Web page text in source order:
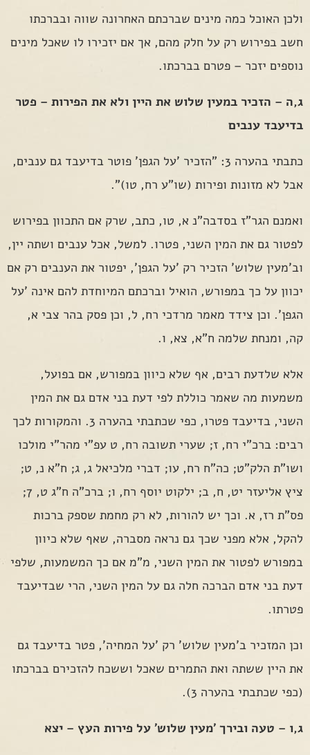
ולכן האוכל כמה מינים שברכתם האחרונה שווה ובברכתו
חשב בפירוש רק על חלק מהם, אך אם יזכירו לו שאכל מינים
נוספים יזכר – פטרם בברכתו.
ג,ה – הזכיר במעין שלוש את היין ולא את הפירות – פטר
בדיעבד ענבים
כתבתי בהערה 3: "הזכיר 'על הגפן' פוטר בדיעבד גם ענבים,
אבל לא מזונות ופירות (שו"ע רח, טו)".
ואמנם הגר"ז בסדבה"נ א, טו, כתב, שרק אם התכוון בפירוש
לפטור גם את המין השני, פטרו. למשל, אכל ענבים ושתה יין,
וב'מעין שלוש' הזכיר רק 'על הגפן', יפטור את הענבים רק אם
יכוון על כך במפורש, הואיל וברכתם המיוחדת להם אינה 'על
הגפן'. וכן צידד מאמר מרדכי רח, ל, וכן פסק בהר צבי א,
קה, ומנחת שלמה ח"א, צא, ו.
אלא שלדעת רבים, אף שלא כיוון במפורש, אם בפועל,
משמעות מה שאמר כוללת לפי דעת בני אדם גם את המין
השני, בדיעבד פטרו, כפי שכתבתי בהערה 3. והמקורות לכך
רבים: ברכ"י רח, ז; שערי תשובה רח, ט עפ"י מהר"י מולכו
ושו"ת הלק"ט; כה"ח רח, עו; דברי מלכיאל ג, ג; ח"א נ, ט;
ציץ אליעזר יט, ח, ב; ילקוט יוסף רח, ו; ברכ"ה ח"ג ט, 7;
פס"ת רז, א. וכך יש להורות, לא רק מחמת שספק ברכות
להקל, אלא מפני שכך גם נראה מסברה, שאף שלא כיוון
במפורש לפטור את המין השני, מ"מ אם כך המשמעות, שלפי
דעת בני אדם הברכה חלה גם על המין השני, הרי שבדיעבד
פטרתו.
וכן המזכיר ב'מעין שלוש' רק 'על המחיה', פטר בדיעבד גם
את היין ששתה ואת התמרים שאכל וששכח להזכירם בברכתו
(כפי שכתבתי בהערה 3).
ג,ו – טעה ובירך 'מעין שלוש' על פירות העץ – יצא